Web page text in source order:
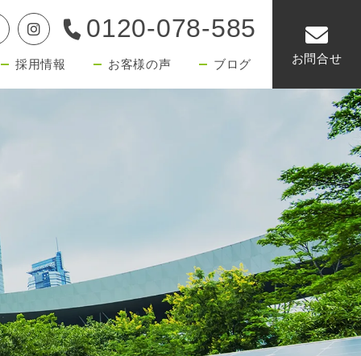
0120-078-585
採用情報 お客様の声 ブログ お問合せ